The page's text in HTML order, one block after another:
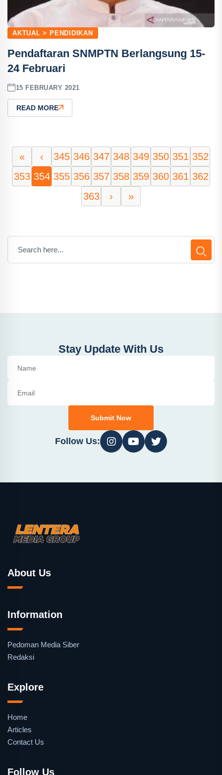
AKTUAL > PENDIDIKAN
Pendaftaran SNMPTN Berlangsung 15-
24 Februari
15 FEBRUARY 2021
READ MORE
« ‹ 345 346 347 348 349 350 351 352
353 354 355 356 357 358 359 360 361 362
363
› »
Stay Update With Us
Submit Now
Follow Us:
About Us
Information
Pedoman Media Siber
Redaksi
Explore
Home
Articles
Contact Us
Follow Us